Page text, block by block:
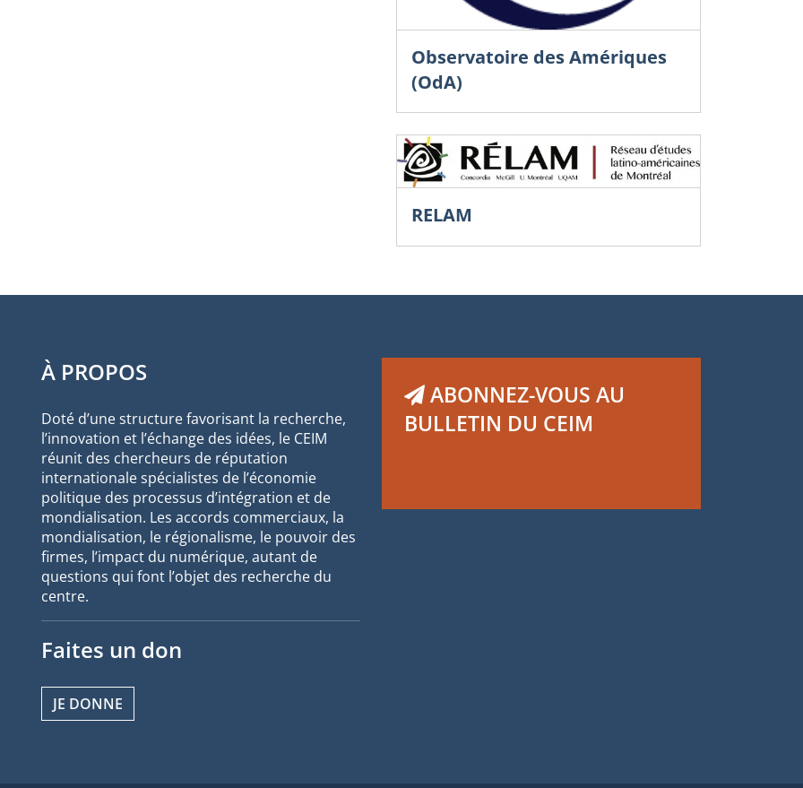
Observatoire des Amériques
(OdA)
RELAM
À PROPOS
Doté d’une structure favorisant la recherche,
l’innovation et l’échange des idées, le CEIM
réunit des chercheurs de réputation
internationale spécialistes de l’économie
politique des processus d’intégration et de
mondialisation. Les accords commerciaux, la
mondialisation, le régionalisme, le pouvoir des
firmes, l’impact du numérique, autant de
questions qui font l’objet des recherche du
centre.
Faites un don
JE DONNE
ABONNEZ-VOUS AU
BULLETIN DU CEIM